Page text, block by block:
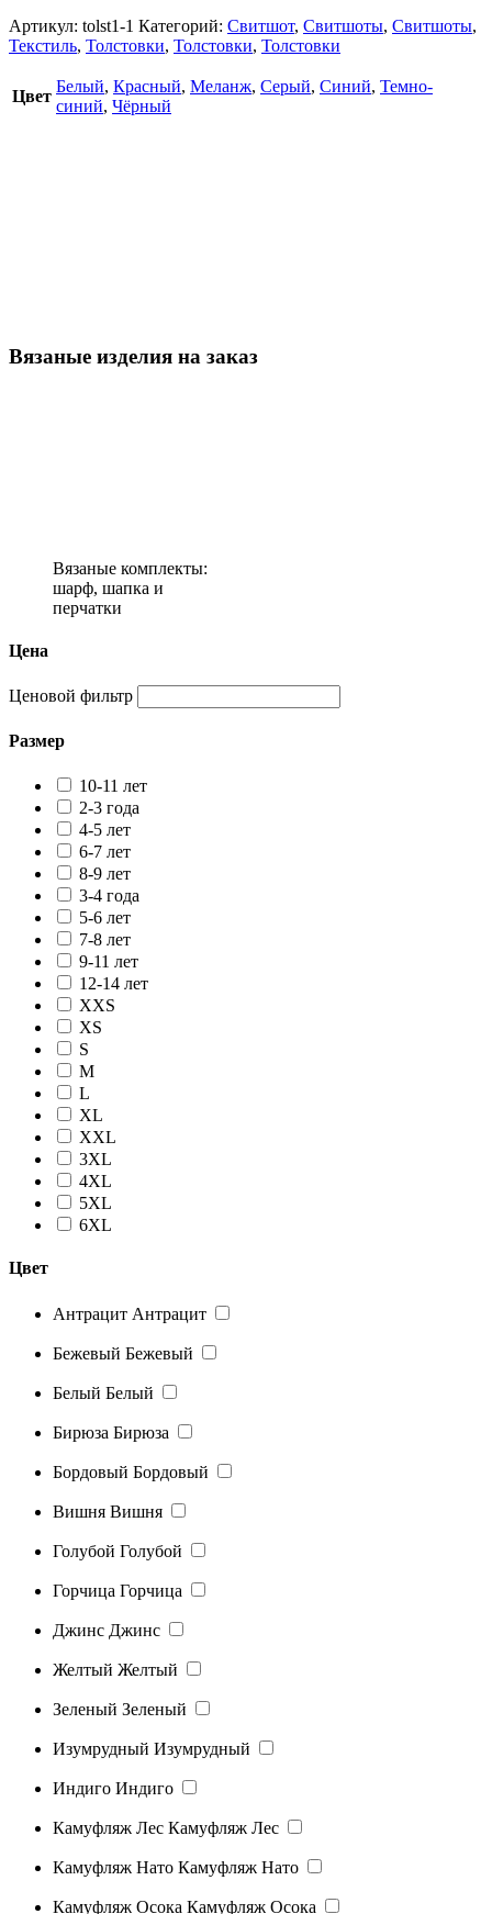
Артикул: tolst1-1 Категорий: Свитшот, Свитшоты, Свитшоты,
Текстиль, Толстовки, Толстовки, Толстовки
Цвет
Белый, Красный, Меланж, Серый, Синий, Темно-
синий, Чёрный
Вязаные изделия на заказ
Вязаные комплекты:
шарф, шапка и
перчатки
Цена
Ценовой фильтр
Размер
10-11 лет
2-3 года
4-5 лет
6-7 лет
8-9 лет
3-4 года
5-6 лет
7-8 лет
9-11 лет
12-14 лет
XXS
XS
S
M
L
XL
XXL
3XL
4XL
5XL
6XL
Цвет
Антрацит Антрацит
Бежевый Бежевый
Белый Белый
Бирюза Бирюза
Бордовый Бордовый
Вишня Вишня
Голубой Голубой
Горчица Горчица
Джинс Джинс
Желтый Желтый
Зеленый Зеленый
Изумрудный Изумрудный
Индиго Индиго
Камуфляж Лес Камуфляж Лес
Камуфляж Нато Камуфляж Нато
Камуфляж Осока Камуфляж Осока